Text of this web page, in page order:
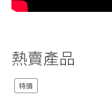
熱賣產品
特價